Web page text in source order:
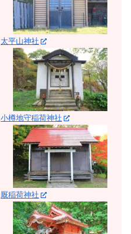
太平山神社
小樽地守稲荷神社
厩稲荷神社